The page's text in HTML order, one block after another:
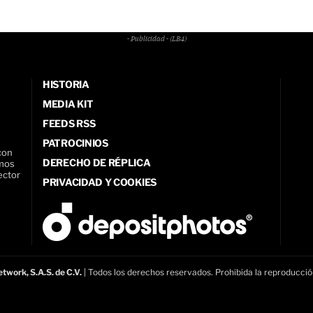
- Publicidad - (LB4)
HISTORIA
MEDIA KIT
FEEDS RSS
PATROCINIOS
DERECHO DE RÉPLICA
PRIVACIDAD Y COOKIES
S.A.S. de C.V. | Todos los derechos reservados. Prohibida la